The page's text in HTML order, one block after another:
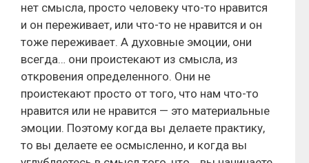
нет смысла, просто человеку что-то нравится
и он переживает, или что-то не нравится и он
тоже переживает. А духовные эмоции, они
всегда… они проистекают из смысла, из
откровения определенного. Они не
проистекают просто от того, что нам что-то
нравится или не нравится — это материальные
эмоции. Поэтому когда вы делаете практику,
то вы делаете ее осмысленно, и когда вы